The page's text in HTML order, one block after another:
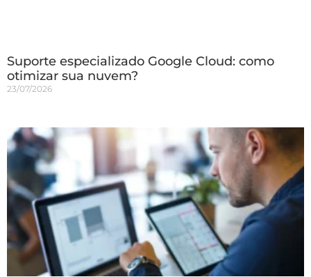
Suporte especializado Google Cloud: como
otimizar sua nuvem?
23/07/2026